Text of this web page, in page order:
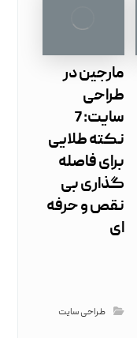
مارجین در
طراحی
سایت: 7
نکته طلایی
برای فاصله
گذاری بی‌
نقص و حرفه
‌ای
طراحی سایت